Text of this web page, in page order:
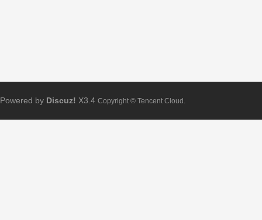
Powered by Discuz! X3.4 Copyright © Tencent Cloud.